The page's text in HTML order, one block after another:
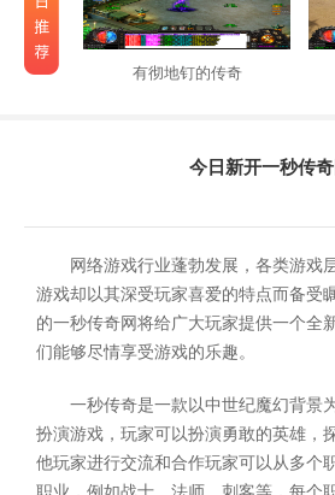
有彻地钉的传奇
今日新开一秒传
网络游戏行业蓬勃发展，各类游戏
游戏却以其深受玩家喜爱的特点而备受
的一秒传奇网将给广大玩家提供一个全
们能够尽情享受游戏的乐趣。
一秒传奇是一款以中世纪魔幻背景
扮演游戏，玩家可以扮演勇敢的英雄，
他玩家进行交流和合作玩家可以从多个